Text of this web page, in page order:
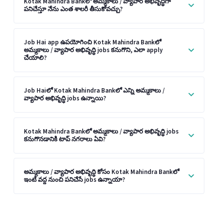
పనిచేస్తూ నేను ఎంత శాలరీ తీసుకోవచ్చు?
Job Hai app ఉపయోగించి Kotak Mahindra Bankలో
అమ్మకాలు / వ్యాపార అభివృద్ధి jobs కనుగొని, ఎలా apply
చేయాలి?
Job Haiలో Kotak Mahindra Bankలో ఎన్ని అమ్మకాలు /
వ్యాపార అభివృద్ధి jobs ఉన్నాయి?
Kotak Mahindra Bankలో అమ్మకాలు / వ్యాపార అభివృద్ధి jobs
కనుగొనడానికి టాప్ నగరాలు ఏవి?
అమ్మకాలు / వ్యాపార అభివృద్ధి కోసం Kotak Mahindra Bankలో
ఇంటి వద్ద నుంచి పనిచేసే jobs ఉన్నాయా?